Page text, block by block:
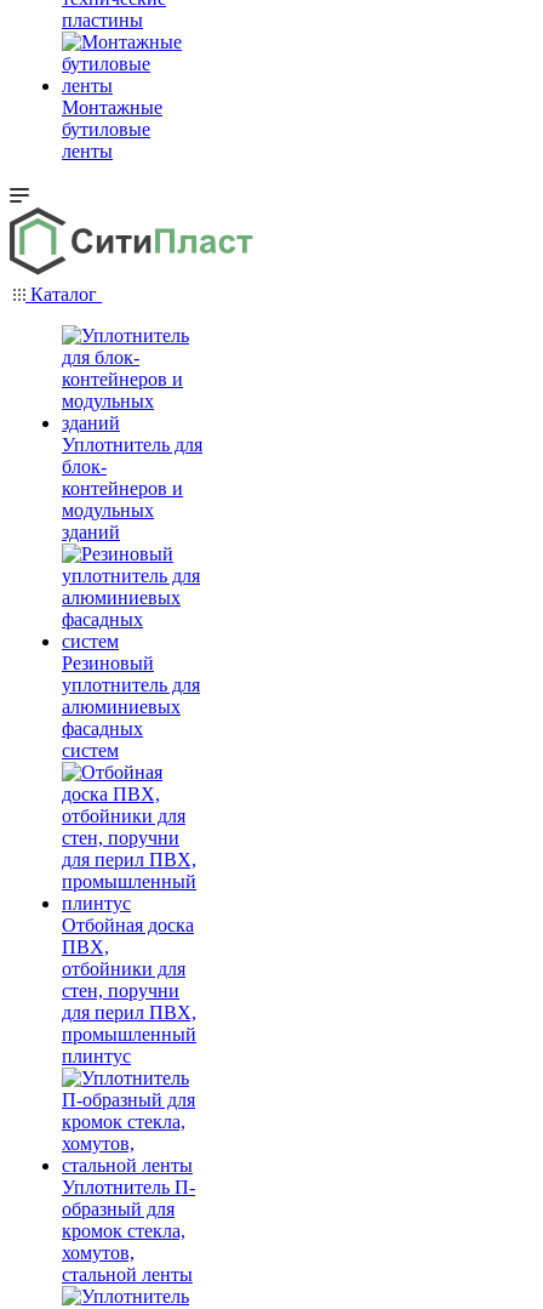
пластины
Монтажные
бутиловые
ленты
Каталог
Уплотнитель для
блок-
контейнеров и
модульных
зданий
Резиновый
уплотнитель для
алюминиевых
фасадных
систем
Отбойная доска
ПВХ,
отбойники для
стен, поручни
для перил ПВХ,
промышленный
плинтус
Уплотнитель П-
образный для
кромок стекла,
хомутов,
стальной ленты